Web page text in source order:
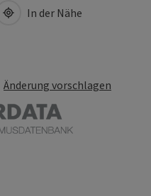
In der Nähe
Änderung vorschlagen